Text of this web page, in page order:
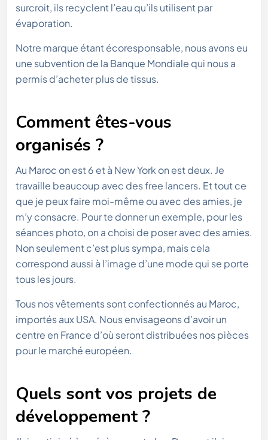
surcroit, ils recyclent l’eau qu’ils utilisent par
évaporation.
Notre marque étant écoresponsable, nous avons eu
une subvention de la Banque Mondiale qui nous a
permis d’acheter plus de tissus.
Comment êtes-vous
organisés ?
Au Maroc on est 6 et à New York on est deux. Je
travaille beaucoup avec des free lancers. Et tout ce
que je peux faire moi-même ou avec des amies, je
m’y consacre. Pour te donner un exemple, pour les
séances photo, on a choisi de poser avec des amies.
Non seulement c’est plus sympa, mais cela
correspond aussi à l’image d’une mode qui se porte
tous les jours.
Tous nos vêtements sont confectionnés au Maroc,
importés aux USA. Nous envisageons d’avoir un
centre en France d’où seront distribuées nos pièces
pour le marché européen.
Quels sont vos projets de
développement ?